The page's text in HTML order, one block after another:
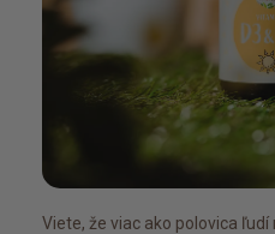
Viete, že viac ako polovica